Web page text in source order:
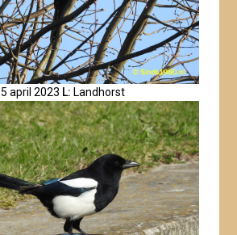
5 april 2023 L: Landhorst